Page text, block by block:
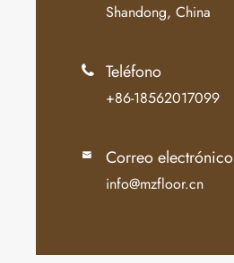
Shandong, China
 Teléfono
+86-18562017099
 Correo electrónico
info@mzfloor.cn